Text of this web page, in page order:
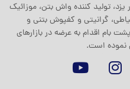
تولید کننده واش بتن، موزائیک
گرانیتی و کفپوش بتنی و
بام اقدام به عرضه در بازارهای
نموده است.